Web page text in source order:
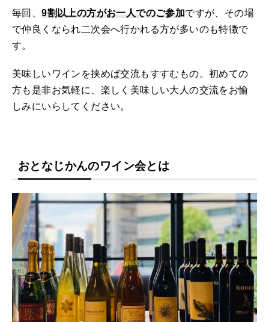
毎回、9割以上の方がお一人でのご参加ですが、その場
で仲良くなられ二次会へ行かれる方が多いのも特徴で
す。
美味しいワインを挟めば交流もすすむもの。初めての
方も是非お気軽に、楽しく美味しい大人の交流をお愉
しみにいらしてください。
おとなじかんのワイン会とは